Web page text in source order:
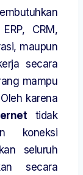
CRM,
maupun
secara
mampu
karena
tidak
koneksi
seluruh
secara